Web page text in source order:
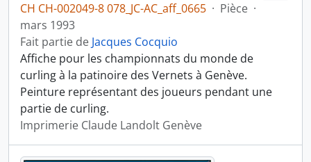
CH CH-002049-8 078_JC-AC_aff_0665 · Pièce ·
mars 1993
Fait partie de Jacques Cocquio
Affiche pour les championnats du monde de
curling à la patinoire des Vernets à Genève.
Peinture représentant des joueurs pendant une
partie de curling.
Imprimerie Claude Landolt Genève